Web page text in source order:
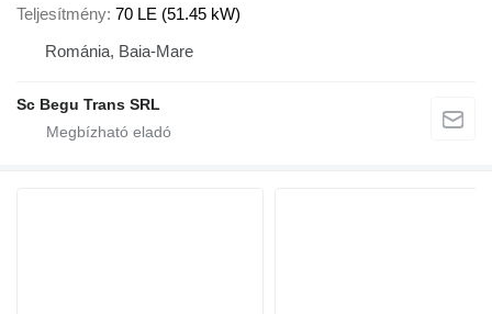
Teljesítmény 70 LE (51.45 kW)
Románia, Baia-Mare
Sc Begu Trans SRL